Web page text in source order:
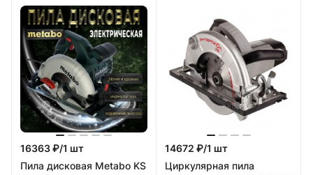
16363 ₽/1 шт
Пила дисковая Metabo KS
14672 ₽/1 шт
Циркулярная пила